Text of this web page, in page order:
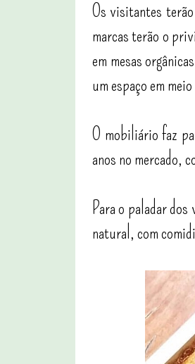
Os visitantes
marcas terão o
em mesas
um espaço em
O mobiliário faz
anos no mercado,
Para o paladar
natural, com